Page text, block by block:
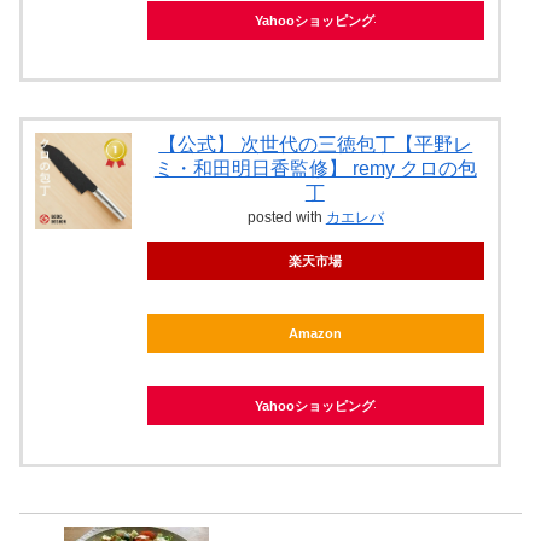
Yahooショッピング
【公式】 次世代の三徳包丁【平野レ
ミ・和田明日香監修】 remy クロの包
丁
posted with カエレバ
楽天市場
Amazon
Yahooショッピング